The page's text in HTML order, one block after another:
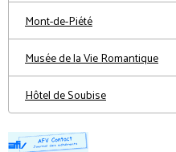
Mont-de-Piété
Musée de la Vie Romantique
Hôtel de Soubise